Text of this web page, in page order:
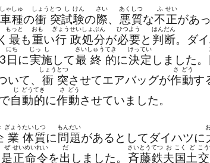
車
しゃ
種
しゅ
の衝
しょう
突
とつ
試
し
験
けん
の際
さい
、 悪
あく
質
しつ
な不
ふ
正
せい
があ
最
もっと
も重
おも
い行
ぎょう
政
せい
処
しょ
分
ぶん
が必
ひつ
要
よう
と 判
はん
断
だん
。ダ
日
にち
に実
じっ
施
し
して最
さい
終
しゅう
的
てき
に決
けっ
定
てい
しました。
いて、 衝
しょう
突
とつ
させてエアバッグが作
さ
動
どう
す
自
じ
動
どう
的
てき
に作
さ
動
どう
させていました。
業
ぎょう
体
たい
質
しつ
に問
もん
題
だい
があるとしてダイハツに
是
ぜ
正
せい
命
めい
令
れい
を出
だ
しました。 斉
さい
藤
とう
鉄
てつ
夫
お
国
こく
土
ど
交
こう